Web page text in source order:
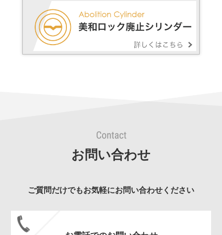
お問い合わせ
ご質問だけでもお気軽にお問い合わせください